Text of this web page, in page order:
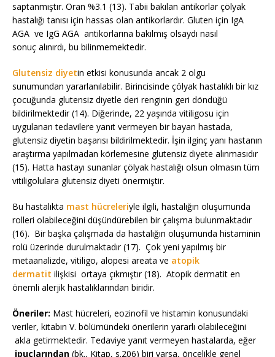
saptanmıştır. Oran %3.1 (13). Tabii bakılan antikorlar çölyak
hastalığı tanısı için hassas olan antikorlardır. Gluten için IgA
AGA ve IgG AGA antikorlarına bakılmış olsaydı nasıl
sonuç alınırdı, bu bilinmemektedir.
Glutensiz diyetin etkisi konusunda ancak 2 olgu
sunumundan yararlanılabilir. Birincisinde çölyak hastalıklı bir kız
çocuğunda glutensiz diyetle deri renginin geri döndüğü
bildirilmektedir (14). Diğerinde, 22 yaşında vitiligosu için
uygulanan tedavilere yanıt vermeyen bir bayan hastada,
glutensiz diyetin başarısı bildirilmektedir. İşin ilginç yanı hastanın
araştırma yapılmadan körlemesine glutensiz diyete alınmasıdır
(15). Hatta hastayı sunanlar çölyak hastalığı olsun olmasın tüm
vitiligolulara glutensiz diyeti önermiştir.
Bu hastalıkta mast hücreleriyle ilgili, hastalığın oluşumunda
rolleri olabileceğini düşündürebilen bir çalışma bulunmaktadır
(16). Bir başka çalışmada da hastalığın oluşumunda histaminin
rolü üzerinde durulmaktadır (17). Çok yeni yapılmış bir
metaanalizde, vitiligo, alopesi areata ve atopik
dermatit ilişkisi ortaya çıkmıştır (18). Atopik dermatit en
önemli alerjik hastalıklarından biridir.
Öneriler: Mast hücreleri, eozinofil ve histamin konusundaki
veriler, kitabın V. bölümündeki önerilerin yararlı olabileceğini
akla getirmektedir. Tedaviye yanıt vermeyen hastalarda, eğer
ipuçlarından (bk., Kitap, s.206) biri varsa, öncelikle genel